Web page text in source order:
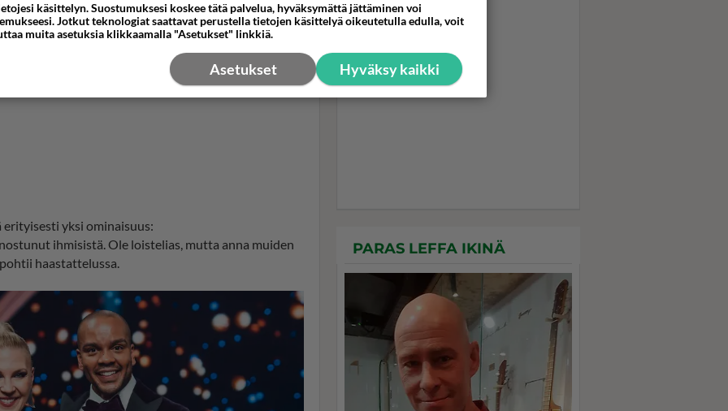
yksi ominaisuus:
ihmisistä. Ole loistelias, mutta anna muiden
haastattelussa.
PARAS LEFFA IKINÄ
käsittelyn. Suostumuksesi koskee tätä palvelua, hyväksymättä jättäminen voi
Jotkut teknologiat saattavat perustella tietojen käsittelyä oikeutetulla edulla, voit
muita asetuksia klikkaamalla "Asetukset" linkkiä.
Hyväksy kaikki
Asetukset